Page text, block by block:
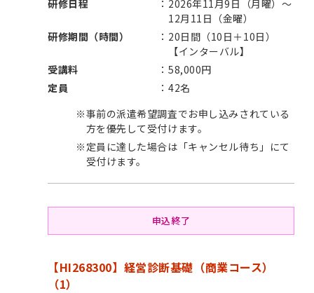
研修日程
2026年11月9日（月曜）～
12月11日（金曜）
研修期間（時間）
20日間（10日＋10日）
【インターバル】
受講料
58,000円
定員
42名
※事前の派遣希望調査でお申し込みされている
方を優先して受付けます。
※ 定員に達した場合は「キャンセル待ち」にて
受付けます。
申込終了
【HI268300】経営診断基礎（商業コース）
（1）